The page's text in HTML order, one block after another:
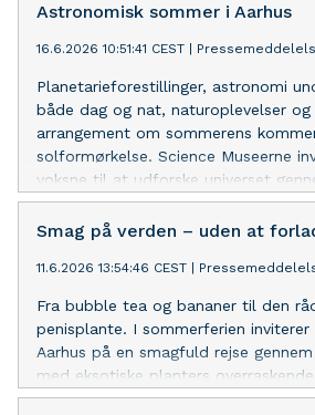
Astronomisk sommer i Aarhus
16.6.2026 10:51:41 CEST
Planetarieforestillinger, astronomi
både dag og nat, naturoplevelser
arrangement om sommerens
solformørkelse. Science Museerne
voksne til at udforske universet
oplevelser i sommerferien.
Smag på verden – uden at
11.6.2026 13:54:46 CEST
Fra bubble tea og bananer til den
penisplante. I sommerferien inviterer
Aarhus på en smagfuld rejse
med eksotiske planters